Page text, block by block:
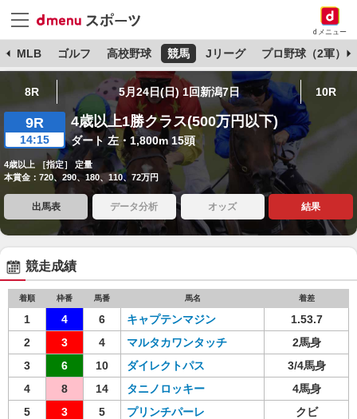
dメニュー
MLB ゴルフ 高校野球 競馬 Jリーグ プロ野球（2軍）
8R 5月24日(日) 1回新潟7日 10R
9R
14:15
4歳以上1勝クラス(500万円以下)
ダート 左・1,800m 15頭
4歳以上 ［指定］ 定量
本賞金：720、290、180、110、72万円
出馬表 データ分析 オッズ 結果
競走成績
着順 枠番 馬番 馬名 着差
1 4 6 キャプテンマジン
1.53.7
2
3 4 マルタカワンタッチ
2馬身
3
6 10 ダイレクトパス
3/4馬身
4
8 14 タニノロッキー
4馬身
5
3 5 プリンチパーレ
クビ